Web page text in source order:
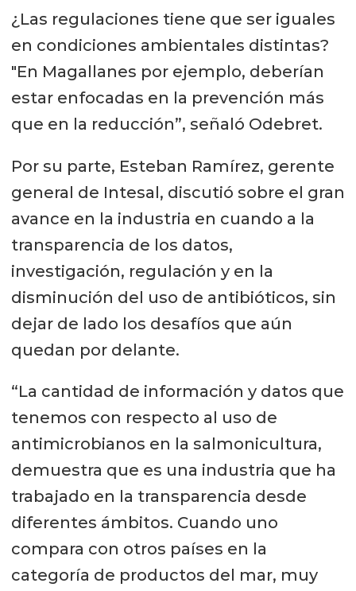
¿Las regulaciones tiene que ser iguales
en condiciones ambientales distintas?
"En Magallanes por ejemplo, deberían
estar enfocadas en la prevención más
que en la reducción”, señaló Odebret.
Por su parte, Esteban Ramírez, gerente
general de Intesal, discutió sobre el gran
avance en la industria en cuando a la
transparencia de los datos,
investigación, regulación y en la
disminución del uso de antibióticos, sin
dejar de lado los desafíos que aún
quedan por delante.
“La cantidad de información y datos que
tenemos con respecto al uso de
antimicrobianos en la salmonicultura,
demuestra que es una industria que ha
trabajado en la transparencia desde
diferentes ámbitos. Cuando uno
compara con otros países en la
categoría de productos del mar, muy